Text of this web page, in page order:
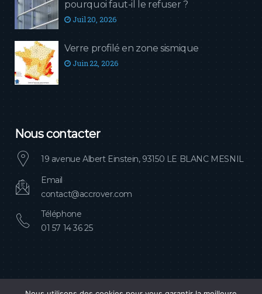
pourquoi faut-il le refuser ?
Juil 20, 2026
Verre profilé en zone sismique
Juin 22, 2026
Nous contacter
19 avenue Albert Einstein, 93150 LE BLANC MESNIL
Email
contact@accrover.com
Téléphone
01 57 14 36 25